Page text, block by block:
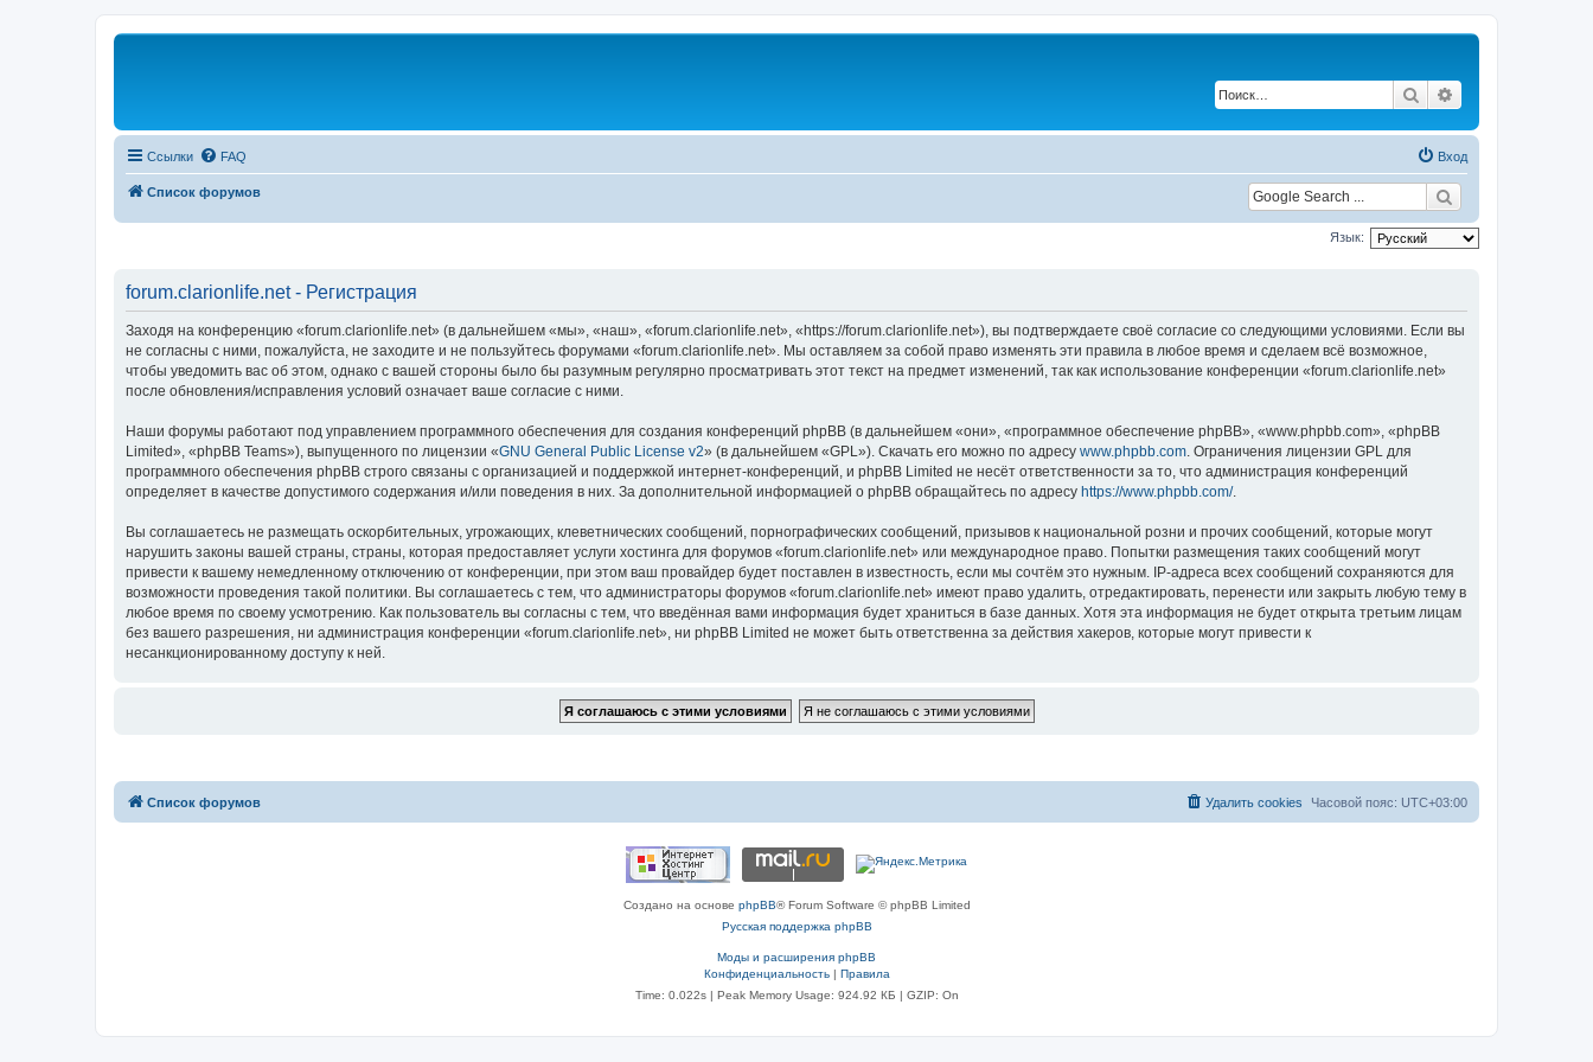
Поиск
Ссылки FAQ Вход
Список форумов
Язык:
forum.clarionlife.net - Регистрация
Заходя на конференцию «forum.clarionlife.net» (в дальнейшем «мы», «наш», «forum.clarionlife.net», «https://forum.clarionlife.net»), вы подтверждаете своё согласие со следующими условиями. Если вы
не согласны с ними, пожалуйста, не заходите и не пользуйтесь форумами «forum.clarionlife.net». Мы оставляем за собой право изменять эти правила в любое время и сделаем всё возможное,
чтобы уведомить вас об этом, однако с вашей стороны было бы разумным регулярно просматривать этот текст на предмет изменений, так как использование конференции «forum.clarionlife.net»
после обновления/исправления условий означает ваше согласие с ними.
Наши форумы работают под управлением программного обеспечения для создания конференций phpBB (в дальнейшем «они», «программное обеспечение phpBB», «www.phpbb.com», «phpBB
Limited», «phpBB Teams»), выпущенного по лицензии «GNU General Public License v2» (в дальнейшем «GPL»). Скачать его можно по адресу www.phpbb.com . Ограничения лицензии GPL для
программного обеспечения phpBB строго связаны с организацией и поддержкой интернет-конференций, и phpBB Limited не несёт ответственности за то, что администрация конференций
определяет в качестве допустимого содержания и/или поведения в них. За дополнительной информацией о phpBB обращайтесь по адресу https://www.phpbb.com/.
Вы соглашаетесь не размещать оскорбительных, угрожающих, клеветнических сообщений, порнографических сообщений, призывов к национальной розни и прочих сообщений, которые могут
нарушить законы вашей страны, страны, которая предоставляет услуги хостинга для форумов «forum.clarionlife.net» или международное право. Попытки размещения таких сообщений могут
привести к вашему немедленному отключению от конференции, при этом ваш провайдер будет поставлен в известность, если мы сочтём это нужным. IP-адреса всех сообщений сохраняются для
возможности проведения такой политики. Вы соглашаетесь с тем, что администраторы форумов «forum.clarionlife.net» имеют право удалить, отредактировать, перенести или закрыть любую тему в
любое время по своему усмотрению. Как пользователь вы согласны с тем, что введённая вами информация будет храниться в базе данных. Хотя эта информация не будет открыта третьим лицам
без вашего разрешения, ни администрация конференции «forum.clarionlife.net», ни phpBB Limited не может быть ответственна за действия хакеров, которые могут привести к
несанкционированному доступу к ней.
Список форумов Часовой пояс: UTC+03:00
Удалить cookies
Создано на основе phpBB® Forum Software © phpBB Limited
Русская поддержка phpBB
Моды и расширения phpBB
Конфиденциальность| Правила
Time: 0.022s| Peak Memory Usage: 924.92 КБ | GZIP: On